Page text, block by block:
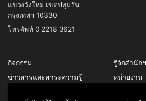
แขวงวังใหม่ เขตปทุมวัน
กรุงเทพฯ 10330
โทรศัพท์ 0 2218 3621
กิจกรรม
ข่าวสารและสาระความรู้
รู้จักสำนักฯ
หน่วยงาน